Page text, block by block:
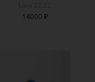
Lúna 22.22
14000 ₽